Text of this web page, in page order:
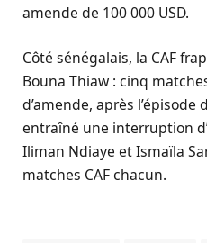
amende de 100 000 USD.
Côté sénégalais, la CAF
Bouna Thiaw : cinq
d’amende, après l’épisode
entraîné une interruption
Iliman Ndiaye et Ismaïla
matches CAF chacun.